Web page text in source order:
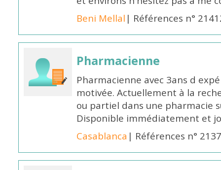
Beni Mellal | Références n°
Pharmacienne
Pharmacienne avec 3ans d
motivée. Actuellement à la
ou partiel dans une pharmacie
Disponible immédiatement et
Casablanca | Références n°